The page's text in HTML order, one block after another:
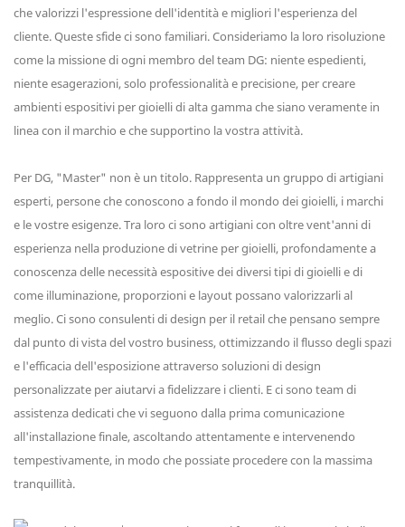
che valorizzi l'espressione dell'identità e migliori l'esperienza del
cliente. Queste sfide ci sono familiari. Consideriamo la loro risoluzione
come la missione di ogni membro del team DG: niente espedienti,
niente esagerazioni, solo professionalità e precisione, per creare
ambienti espositivi per gioielli di alta gamma che siano veramente in
linea con il marchio e che supportino la vostra attività.
Per DG, "Master" non è un titolo. Rappresenta un gruppo di artigiani
esperti, persone che conoscono a fondo il mondo dei gioielli, i marchi
e le vostre esigenze. Tra loro ci sono artigiani con oltre vent'anni di
esperienza nella produzione di vetrine per gioielli, profondamente a
conoscenza delle necessità espositive dei diversi tipi di gioielli e di
come illuminazione, proporzioni e layout possano valorizzarli al
meglio. Ci sono consulenti di design per il retail che pensano sempre
dal punto di vista del vostro business, ottimizzando il flusso degli spazi
e l'efficacia dell'esposizione attraverso soluzioni di design
personalizzate per aiutarvi a fidelizzare i clienti. E ci sono team di
assistenza dedicati che vi seguono dalla prima comunicazione
all'installazione finale, ascoltando attentamente e intervenendo
tempestivamente, in modo che possiate procedere con la massima
tranquillità.